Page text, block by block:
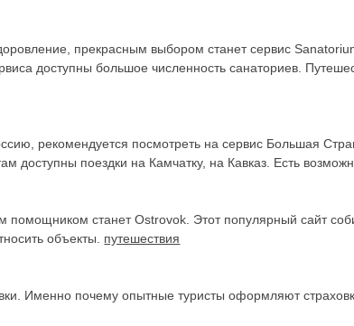
прекрасным выбором станет сервис
доступны большое численность санаториев.
рекомендуется посмотреть на сервис Большая
поездки на Камчатку, на Кавказ. Есть
помощником станет Ostrovok. Этот популярный сайт
объекты. путешествия
Именно почему опытные туристы оформляют